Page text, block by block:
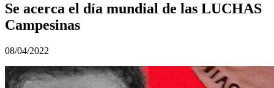
Se acerca el día mundial de las LUCHAS
Campesinas
08/04/2022